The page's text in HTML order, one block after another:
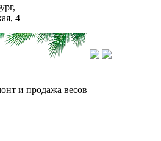
4
и продажа весов